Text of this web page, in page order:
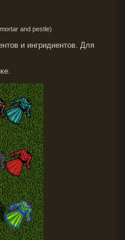
and pestle)
и ингридиентов. Для